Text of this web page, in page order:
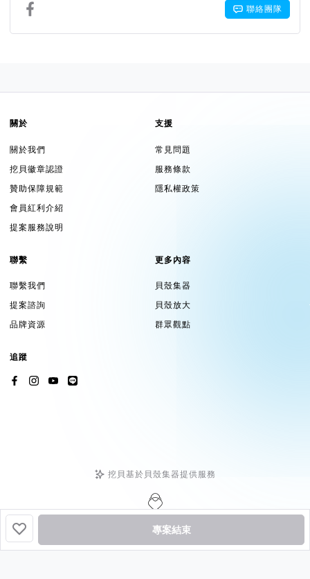
專案結束
聯絡團隊
關於
關於我們
挖貝徽章認證
贊助保障規範
會員紅利介紹
提案服務說明
支援
常見問題
服務條款
隱私權政策
聯繫
聯繫我們
提案諮詢
品牌資源
更多內容
貝殼集器
貝殼放大
群眾觀點
追蹤
挖貝基於貝殼集器提供服務
Backer-Founder All rights reserved.
貝殼放大股份有限公司 | 統編 24758594